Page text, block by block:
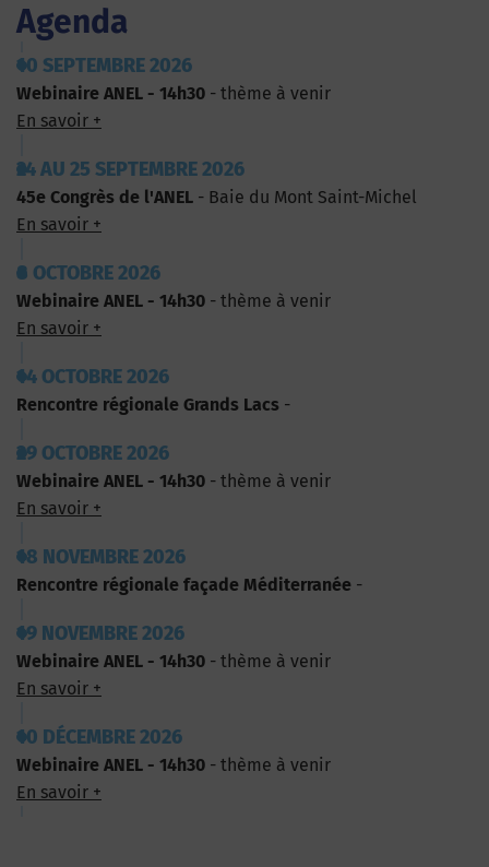
Agenda
10 SEPTEMBRE 2026
Webinaire ANEL - 14h30 - thème à venir
En savoir +
24 AU 25 SEPTEMBRE 2026
45e Congrès de l'ANEL - Baie du Mont Saint-Michel
En savoir +
8 OCTOBRE 2026
Webinaire ANEL - 14h30 - thème à venir
En savoir +
14 OCTOBRE 2026
Rencontre régionale Grands Lacs -
29 OCTOBRE 2026
Webinaire ANEL - 14h30 - thème à venir
En savoir +
18 NOVEMBRE 2026
Rencontre régionale façade Méditerranée -
19 NOVEMBRE 2026
Webinaire ANEL - 14h30 - thème à venir
En savoir +
10 DÉCEMBRE 2026
Webinaire ANEL - 14h30 - thème à venir
En savoir +